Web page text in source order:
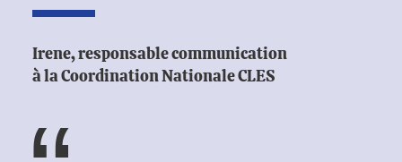
Irene, responsable communication
à la Coordination Nationale CLES